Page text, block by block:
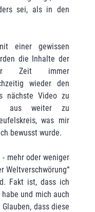
sei, als in den
einer gewissen
die Inhalte der
Zeit immer
wieder den
nächste Video zu
aus weiter zu
was mir
bewusst wurde.
- mehr oder weniger
Weltverschwörung“
Fakt ist, dass ich
und mich auch
dass diese